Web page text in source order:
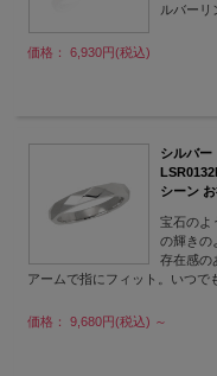
ルバーリ
価格： 6,930円(税込)
シルバー
シーン
宝石のよ
の輝きの
存在感の
アームで指にフィット。いつで
価格： 9,680円(税込) ～